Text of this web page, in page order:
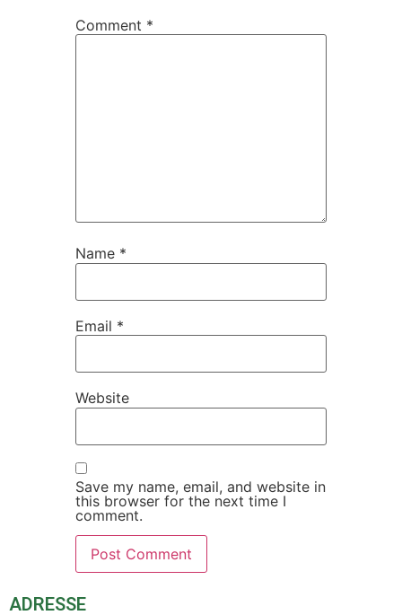
Comment *
Name *
Email *
Website
Save my name, email, and website in
this browser for the next time I
comment.
ADRESSE